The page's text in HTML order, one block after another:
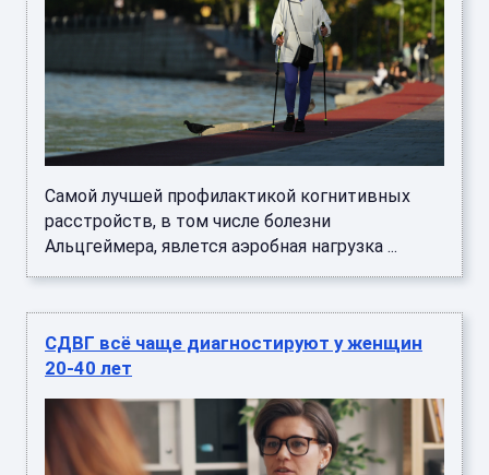
Самой лучшей профилактикой когнитивных
расстройств, в том числе болезни
Альцгеймера, явлется аэробная нагрузка ...
СДВГ всё чаще диагностируют у женщин
20-40 лет